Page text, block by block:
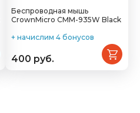
Беспроводная мышь
CrownMicro CMM-935W Black
+ начислим 4 бонусов
400 руб.